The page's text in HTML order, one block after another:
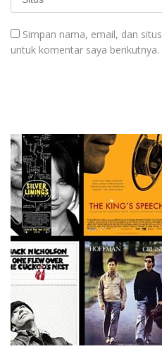
Simpan nama, email, dan
untuk komentar saya berikutnya.